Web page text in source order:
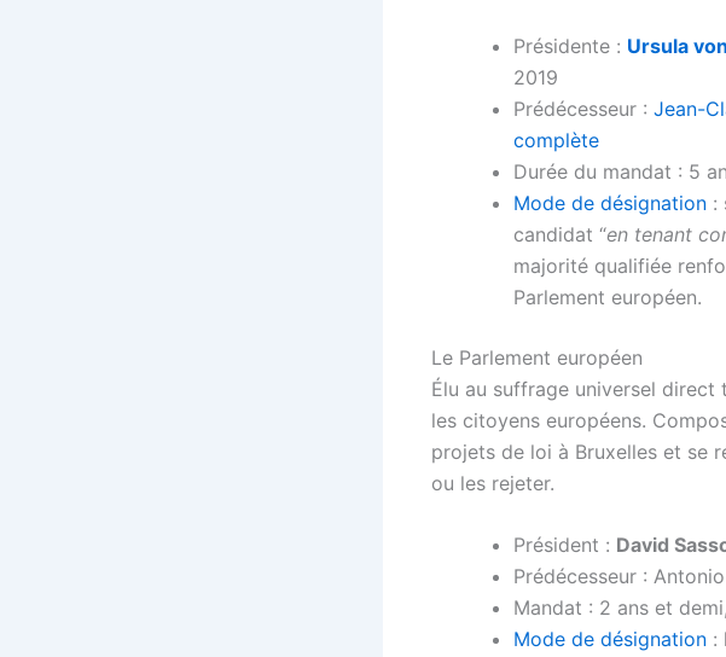
Présidente : Ursula
2019
Prédécesseur : Jean-
complète
Durée du mandat : 5
Mode de désignation :
candidat “en tenant
majorité qualifiée
Parlement européen.
Le Parlement européen
Élu au suffrage universel direct
les citoyens européens.
projets de loi à Bruxelles et se
ou les rejeter.
Président : David
Prédécesseur :
Mandat : 2 ans et
Mode de désignation :